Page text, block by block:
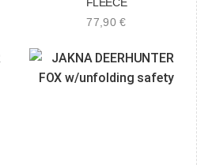
FLEECE
77,90€